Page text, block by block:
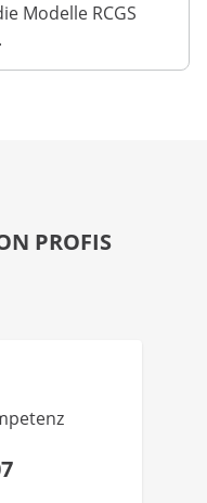
Modelle RCGS
PROFIS